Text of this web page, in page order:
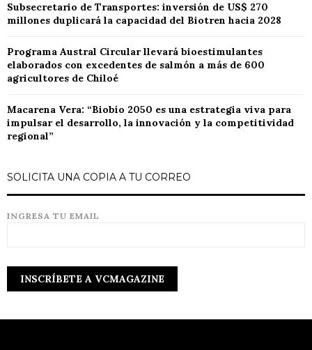
Subsecretario de Transportes: inversión de US$ 270
millones duplicará la capacidad del Biotren hacia 2028
Programa Austral Circular llevará bioestimulantes
elaborados con excedentes de salmón a más de 600
agricultores de Chiloé
Macarena Vera: “Biobío 2050 es una estrategia viva para
impulsar el desarrollo, la innovación y la competitividad
regional”
SOLICITA UNA COPIA A TU CORREO
INGRESA TU EMAIL